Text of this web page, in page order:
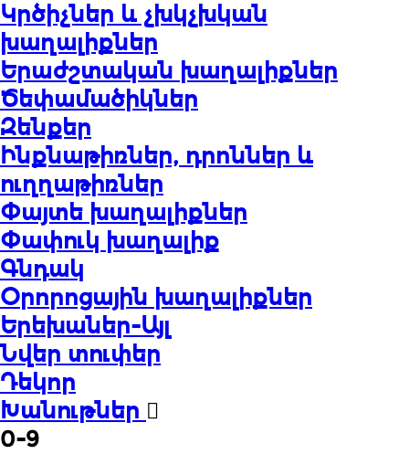
Կրծիչներ և չխկչխկան
խաղալիքներ
Երաժշտական խաղալիքներ
Ծեփամածիկներ
Զենքեր
Ինքնաթիռներ, դրոններ և
ուղղաթիռներ
Փայտե խաղալիքներ
Փափուկ խաղալիք
Գնդակ
Օրորոցային խաղալիքներ
Երեխաներ-Այլ
Նվեր տուփեր
Դեկոր
Խանութներ
0-9